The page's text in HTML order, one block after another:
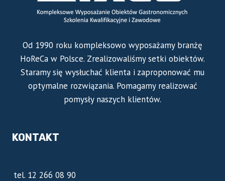
Od 1990 roku kompleksowo wyposażamy branżę
HoReCa w Polsce. Zrealizowaliśmy setki obiektów.
Staramy się wysłuchać klienta i zaproponować mu
optymalne rozwiązania. Pomagamy realizować
pomysły naszych klientów.
KONTAKT
tel. 12 266 08 90